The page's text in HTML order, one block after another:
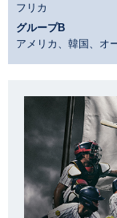
フリカ
グループB
アメリカ、韓国、オ